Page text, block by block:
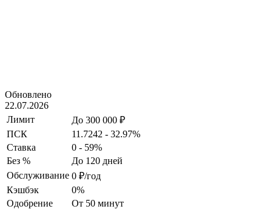
Обновлено
22.07.2026
Лимит
До 300 000 ₽
ПСК
11.7242 - 32.97%
Ставка
0 - 59%
Без %
До 120 дней
Обслуживание 0 ₽/год
Кэшбэк
0%
Одобрение
От 50 минут